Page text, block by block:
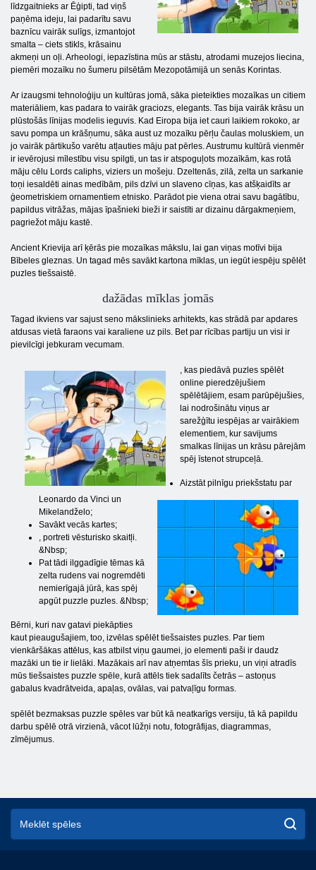
līdzgaitnieks ar Ēģipti, tad viņš
paņēma ideju, lai padarītu savu
baznīcu vairāk sulīgs, izmantojot
smalta – ciets stikls, krāsainu
akmeņi un oļi. Arheologi, iepazīstina mūs ar stāstu, atrodami muzejos liecina,
piemēri mozaīku no šumeru pilsētām Mezopotāmijā un senās Korintas.
Ar izaugsmi tehnoloģiju un kultūras jomā, sāka pieteikties mozaīkas un citiem
materiāliem, kas padara to vairāk graciozs, elegants. Tas bija vairāk krāsu un
plūstošās līnijas modelis ieguvis. Kad Eiropa bija iet cauri laikiem rokoko, ar
savu pompa un krāšņumu, sāka aust uz mozaīku pērļu čaulas moluskiem, un
jo vairāk pārtikušo varētu atļauties māju pat pērles. Austrumu kultūrā vienmēr
ir ievērojusi mīlestību visu spilgti, un tas ir atspoguļots mozaīkām, kas rotā
māju cēlu Lords caliphs, viziers un mošeju. Dzeltenās, zilā, zelta un sarkanie
toņi iesaldēti ainas medībām, pils dzīvi un slaveno cīņas, kas atšķaidīts ar
ģeometriskiem ornamentiem etnisko. Parādot pie viena otrai savu bagātību,
papildus vitrāžas, mājas īpašnieki bieži ir saistīti ar dizainu dārgakmeņiem,
pagriežot māju kastē.
Ancient Krievija arī ķērās pie mozaīkas mākslu, lai gan viņas motīvi bija
Bībeles gleznas. Un tagad mēs savākt kartona mīklas, un iegūt iespēju spēlēt
puzles tiešsaistē.
dažādas mīklas jomās
Tagad ikviens var sajust seno mākslinieks arhitekts, kas strādā par apdares
atdusas vietā faraons vai karaliene uz pils. Bet par rīcības partiju un visi ir
pievilcīgi jebkuram vecumam.
, kas piedāvā puzles spēlēt
online pieredzējušiem
spēlētājiem, esam parūpējušies,
lai nodrošinātu viņus ar
sarežģītu iespējas ar vairākiem
elementiem, kur savijums
smalkas līnijas un krāsu pārejām
spēj īstenot strupceļā.
Aizstāt pilnīgu priekšstatu par
Leonardo da Vinci un
Mikelandželo;
Savākt vecās kartes;
, portreti vēsturisko skaitļi.
&Nbsp;
Pat tādi ilggadīgie tēmas kā
zelta rudens vai nogremdēti
nemierīgajā jūrā, kas spēj
apgūt puzzle puzles. &Nbsp;
Bērni, kuri nav gatavi piekāpties
kaut pieaugušajiem, too, izvēlas spēlēt tiešsaistes puzles. Par tiem
vienkāršākas attēlus, kas atbilst viņu gaumei, jo elementi paši ir daudz
mazāki un tie ir lielāki. Mazākais arī nav atņemtas šīs prieku, un viņi atradīs
mūs tiešsaistes puzzle spēle, kurā attēls tiek sadalīts četrās – astoņus
gabalus kvadrātveida, apaļas, ovālas, vai patvaļīgu formas.
spēlēt bezmaksas puzzle spēles var būt kā neatkarīgs versiju, tā kā papildu
darbu spēlē otrā virzienā, vācot lūžņi notu, fotogrāfijas, diagrammas,
zīmējumus.